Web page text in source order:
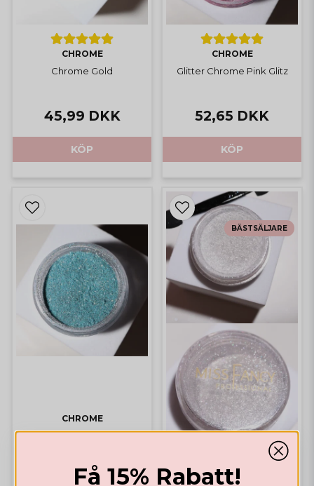
CHROME
Chrome Gold
45,99 DKK
KÖP
CHROME
Glitter Chrome Pink Glitz
52,65 DKK
KÖP
CHROME
Glitter Chrome Blue Sky
BÄSTSÄLJARE
Få 15% Rabatt!